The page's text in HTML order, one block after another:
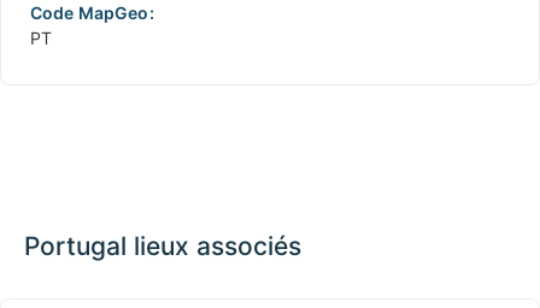
Code MapGeo:
PT
Portugal lieux associés